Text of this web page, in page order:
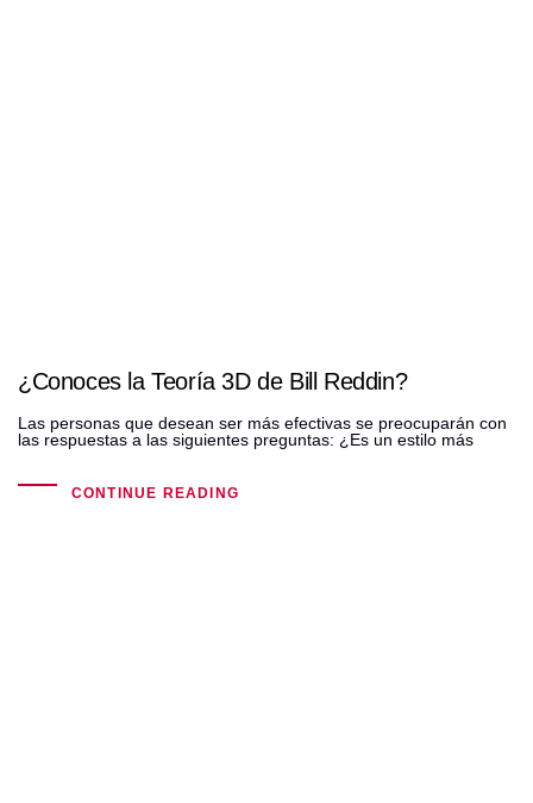
¿Conoces la Teoría 3D de Bill Reddin?
Las personas que desean ser más efectivas se preocuparán con
las respuestas a las siguientes preguntas: ¿Es un estilo más
CONTINUE READING